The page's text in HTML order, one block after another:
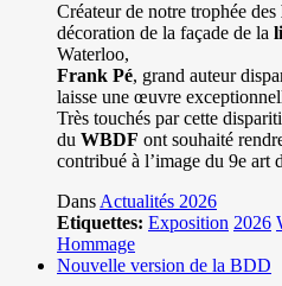
Créateur de notre trophée des
décoration de la façade de la
Waterloo,
Frank Pé, grand auteur
laisse une œuvre
Très touchés par cette
du WBDF ont souhaité
contribué à l’image du 9e art
DansActualités 2026
Etiquettes: Exposition 2026
Hommage
Nouvelle version de la BDD